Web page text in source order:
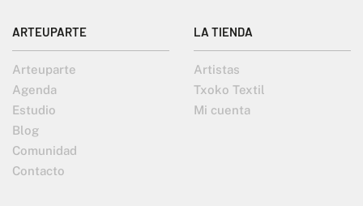
ARTEUPARTE
Arteuparte
Agenda
Estudio
Blog
Comunidad
Contacto
LA TIENDA
Artistas
Txoko Textil
Mi cuenta